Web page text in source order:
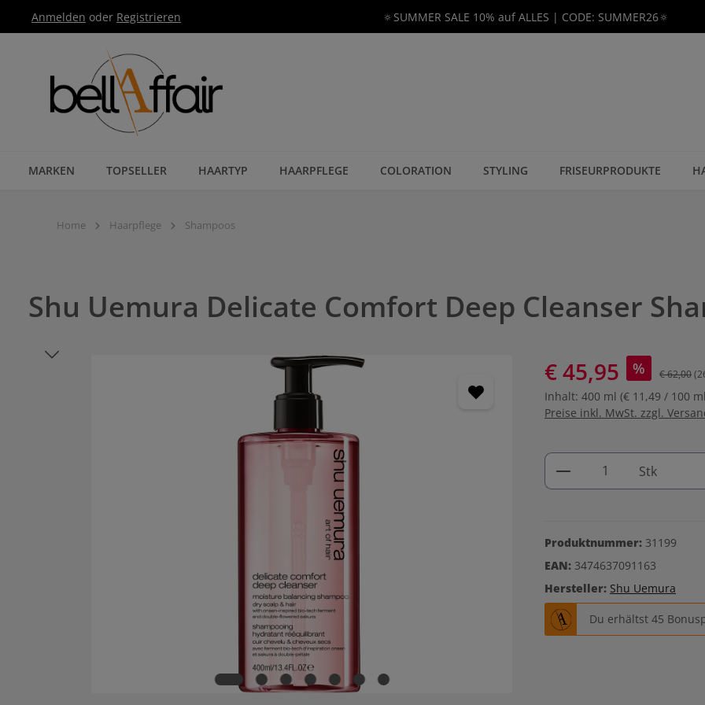
Hauptnavigation springen
Anmelden oder Registrieren 🔅SUMMER SALE 10% auf ALLES | CODE: SUMMER26🔅
MARKEN TOPSELLER HAARTYP HAARPFLEGE COLORATION STYLING FRISEURPRODUKTE
Home Haarpflege Shampoos
Shu Uemura Delicate Comfort Deep Cleanser
Bildergalerie überspringen € 45,95 % € 62,00
Inhalt: 400 ml (€ 11,49 / 100
Preise inkl. MwSt. zzgl.
Produkt Anzahl:
Stk
Produktnummer: 31199
EAN: 3474637091163
Hersteller: Shu Uemura
Du erhältst 45